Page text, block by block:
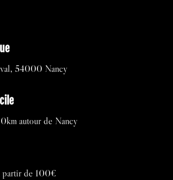
54000 Nancy
autour de Nancy
partir de 100€